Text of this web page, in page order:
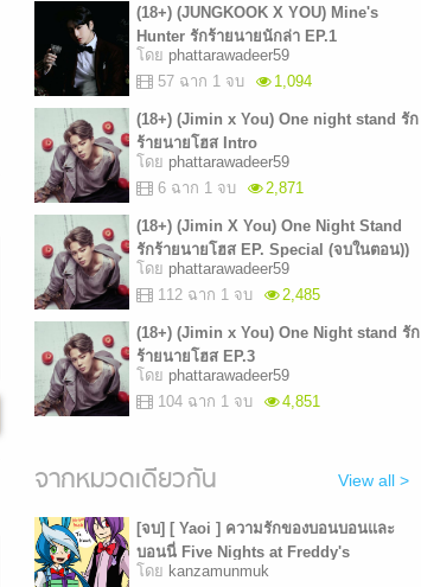
(18+) (JUNGKOOK X YOU) Mine's
Hunter รักร้ายนายนักล่า EP.1
โดย phattarawadeer59
57 ฉาก 1 จบ
1,094
(18+) (Jimin x You) One night stand รัก
ร้ายนายโฮส Intro
โดย phattarawadeer59
6 ฉาก 1 จบ
2,871
(18+) (Jimin X You) One Night Stand
รักร้ายนายโฮส EP. Special (จบในตอน))
โดย phattarawadeer59
112 ฉาก 1 จบ
2,485
(18+) (Jimin x You) One Night stand รัก
ร้ายนายโฮส EP.3
โดย phattarawadeer59
104 ฉาก 1 จบ
4,851
จากหมวดเดียวกัน View all >
[จบ] [ Yaoi ] ความรักของบอนบอนและ
บอนนี่ Five Nights at Freddy's
โดย kanzamunmuk